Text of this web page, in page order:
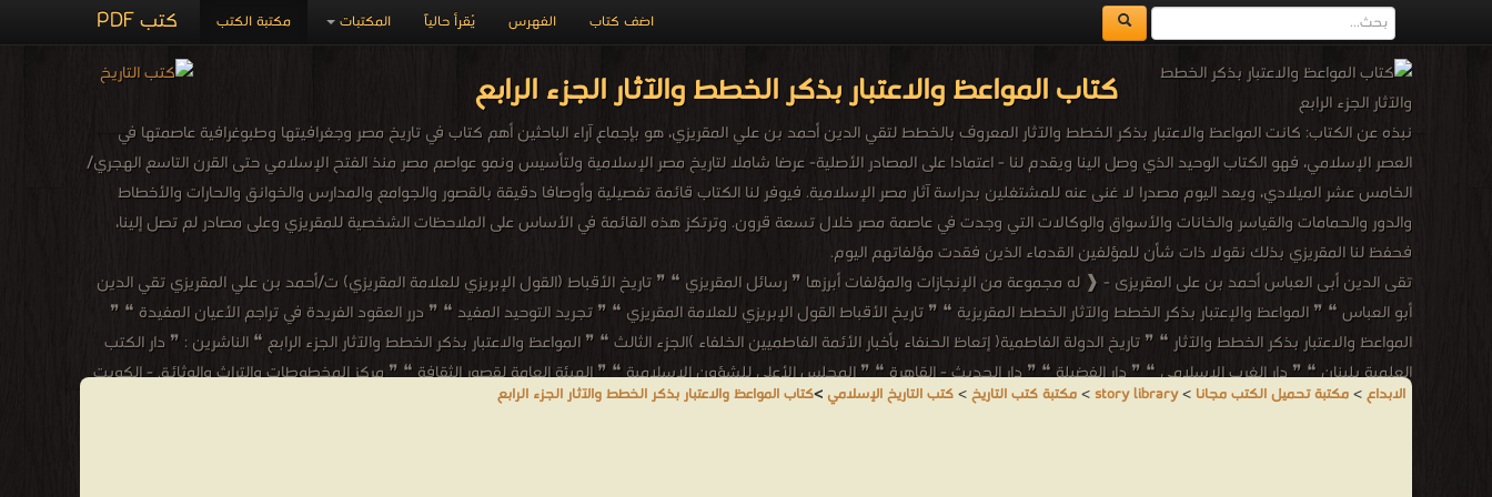
كتب PDF مكتبة الكتب المكتبات يُقرأ حالياً الفهرس اضف كتاب
كتاب المواعظ والاعتبار بذكر الخطط والآثار الجزء الرابع
نبذه عن الكتاب: كانت المواعظ والاعتبار بذكر الخطط والآثار المعروف بالخطط لتقي الدين أحمد بن علي المقريزي، هو بإجماع آراء الباحثين أهم كتاب في تاريخ مصر وجغرافيتها وطبوغرافية عاصمتها في
العصر الإسلامي، فهو الكتاب الوحيد الذي وصل الينا ويقدم لنا - اعتمادا على المصادر الأصلية- عرضا شاملا لتاريخ مصر الإسلامية ولتأسيس ونمو عواصم مصر منذ الفتح الإسلامي حتى القرن التاسع الهجري/
الخامس عشر الميلادي، ويعد اليوم مصدرا لا غنى عنه للمشتغلين بدراسة آثار مصر الإسلامية. فيوفر لنا الكتاب قائمة تفصيلية وأوصافا دقيقة بالقصور والجوامع والمدارس والخوانق والحارات والأخطاط
والدور والحمامات والقياسر والخانات والأسواق والوكالات التي وجدت في عاصمة مصر خلال تسعة قرون. وترتكز هذه القائمة في الأساس على الملاحظات الشخصية للمقريزي وعلى مصادر لم تصل إلينا،
فحفظ لنا المقريزي بذلك نقولا ذات شأن للمؤلفين القدماء الذين فقدت مؤلفاتهم اليوم.
تقى الدين أبى العباس أحمد بن على المقريزى - ❰ له مجموعة من الإنجازات والمؤلفات أبرزها ❞ رسائل المقريزي ❝ ❞ تاريخ الأقباط (القول الإبريزي للعلامة المقريزي) ت/أحمد بن علي المقريزي تقي الدين
أبو العباس ❝ ❞ المواعظ والإعتبار بذكر الخطط والآثار الخطط المقريزية ❝ ❞ تاريخ الأقباط القول الإبريزي للعلامة المقريزي ❝ ❞ تجريد التوحيد المفيد ❝ ❞ درر العقود الفريدة في تراجم الأعيان المفيدة ❝ ❞
المواعظ والاعتبار بذكر الخطط والآثار ❝ ❞ تاريخ الدولة الفاطمية( إتعاظ الحنفاء بأخبار الأئمة الفاطميين الخلفاء )الجزء الثالث ❝ ❞ المواعظ والاعتبار بذكر الخطط والآثار الجزء الرابع ❝ الناشرين : ❞ دار الكتب
العلمية بلبنان ❝ ❞ دار الغرب الإسلامي ❝ ❞ دار الفضيلة ❝ ❞ دار الحديث - القاهرة ❝ ❞ المجلس الأعلى للشؤون الإسلامية ❝ ❞ الهيئة العامة لقصور الثقافة ❝ ❞ مركز المخطوطات والتراث والوثائق - الكويت
❝ ❱
الابداع>مكتبة تحميل الكتب مجانا >
story library
>مكتبة كتب التاريخ>كتب التاريخ الإسلامي >كتاب المواعظ والاعتبار بذكر الخطط والآثار الجزء الرابع